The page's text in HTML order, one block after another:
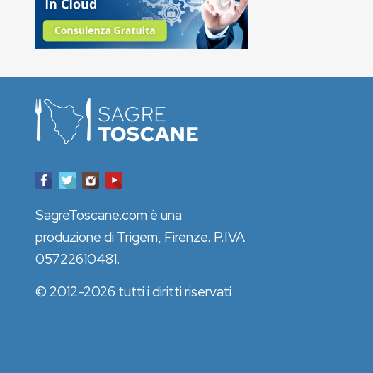
SagreToscane.com è una
produzione di Trigem, Firenze. P.IVA
05722610481.
© 2012-2026 tutti i diritti riservati